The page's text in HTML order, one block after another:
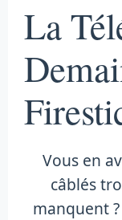
La
Vous en
câblés
manquent ?